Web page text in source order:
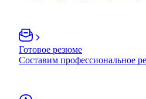
Готовое резюме
Составим профессиональное